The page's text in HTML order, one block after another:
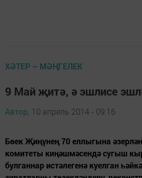
ХӘТЕР – МӘҢГЕЛЕК
9 Май җитә, ә эшлисе
Автор, 10 апрель 2014 - 09:16
Бөек Җиңүнең 70 еллыгына
комитеты киңәшмәсендә сугыш
булганнар истәлегенә куелган